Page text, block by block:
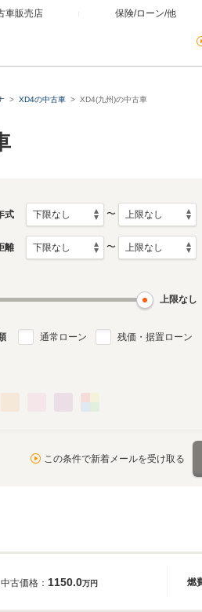
車販売店 保険/ローン/他
XD4の中古車 XD4(九州)の中古車
式 〜
離 〜
上限なし
通常ローン 残価・据置ローン
この条件で新着メールを受け取る
燃
古価格： 1150.0万円